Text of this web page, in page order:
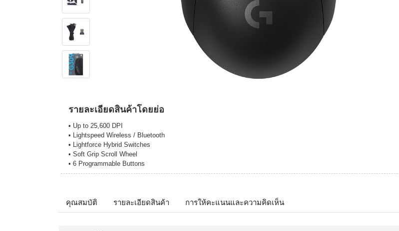
รายละเอียดสินค้าโดยย่อ
• Up to 25,600 DPI
• Lightspeed Wireless / Bluetooth
• Lightforce Hybrid Switches
• Soft Grip Scroll Wheel
• 6 Programmable Buttons
คุณสมบัติ รายละเอียดสินค้า การให้คะแนนและความคิดเห็น